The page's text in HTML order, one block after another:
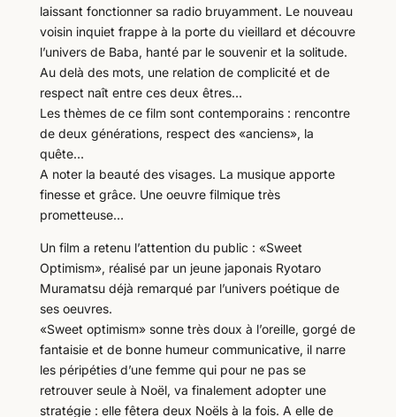
laissant fonctionner sa radio bruyamment. Le nouveau
voisin inquiet frappe à la porte du vieillard et découvre
l’univers de Baba, hanté par le souvenir et la solitude.
Au delà des mots, une relation de complicité et de
respect naît entre ces deux êtres…
Les thèmes de ce film sont contemporains : rencontre
de deux générations, respect des «anciens», la
quête…
A noter la beauté des visages. La musique apporte
finesse et grâce. Une oeuvre filmique très
prometteuse…
Un film a retenu l’attention du public : «Sweet
Optimism», réalisé par un jeune japonais Ryotaro
Muramatsu déjà remarqué par l’univers poétique de
ses oeuvres.
«Sweet optimism» sonne très doux à l’oreille, gorgé de
fantaisie et de bonne humeur communicative, il narre
les péripéties d’une femme qui pour ne pas se
retrouver seule à Noël, va finalement adopter une
stratégie : elle fêtera deux Noëls à la fois. A elle de